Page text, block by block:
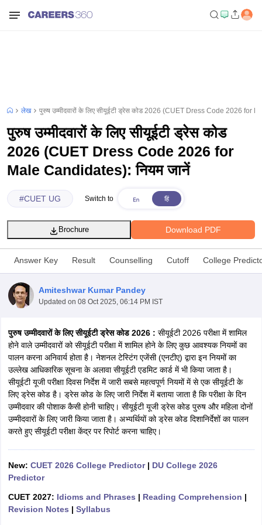
Cut offBHU CUET Cut offCUET CutoffCUET Cut off For
Year Question PapersCUET PG SyllabusCUET PG Answer
Syllabus
Question PaperAP PGCET Merit List
Examination FormIGNOU Question Papers
लेख पुरुष उम्मीदवारों के लिए सीयूईटी ड्रेस कोड 2026 (CUET Dress Code 2026 for
पुरुष उम्मीदवारों के लिए सीयूईटी ड्रेस कोड
2026 (CUET Dress Code 2026 for
Male Candidates): नियम जानें
#CUET UG Switch to
Download PDF
Brochure
Answer Key Result Counselling Cutoff College
Amiteshwar Kumar Pandey
Updated on 08 Oct 2025, 06:14 PM IST
पुरुष उम्मीदवारों के लिए सीयूईटी ड्रेस कोड 2026 : सीयूईटी 2026 परीक्षा में शामिल
होने वाले उम्मीदवारों को सीयूईटी परीक्षा में शामिल होने के लिए कुछ आवश्यक नियमों का
पालन करना अनिवार्य होता है। नेशनल टेस्टिंग एजेंसी (एनटीए) द्वारा इन नियमों का
उल्लेख आधिकारिक सूचना के अलावा सीयूईटी एडमिट कार्ड में भी किया जाता है।
सीयूईटी यूजी परीक्षा दिवस निर्देश में जारी सबसे महत्वपूर्ण नियमों में से एक सीयूईटी के
लिए ड्रेस कोड है। ड्रेस कोड के लिए जारी निर्देश में बताया जाता है कि परीक्षा के दिन
उम्मीदवार की पोशाक कैसी होनी चाहिए। सीयूईटी यूजी ड्रेस कोड पुरुष और महिला दोनों
उम्मीदवारों के लिए जारी किया जाता है। अभ्यर्थियों को ड्रेस कोड दिशानिर्देशों का पालन
करते हुए सीयूईटी परीक्षा केंद्र पर रिपोर्ट करना चाहिए।
New: CUET 2026 College Predictor| DU College 2026
Predictor
CUET 2027: Idioms and Phrases | Reading Comprehension |
Revision Notes | Syllabus